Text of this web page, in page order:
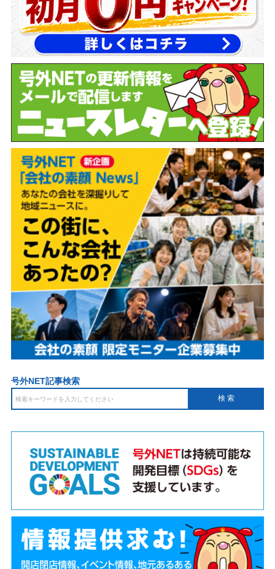
号外NET記事検索